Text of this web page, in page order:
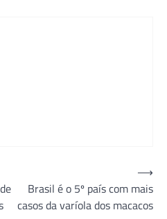
Brasil é o 5º país com mais
casos da varíola dos macacos
⟶